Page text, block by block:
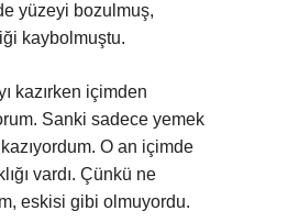
yüzeyi bozulmuş,
kaybolmuştu.
kazırken içimden
Sanki sadece yemek
O an içimde
vardı. Çünkü ne
eskisi gibi olmuyordu.